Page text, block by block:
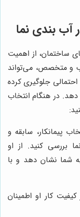
آب بندی نما
ساختمان، از اهمیت
و متخصص، می‌تواند
جلوگیری کرده
در هنگام انتخاب
پیمانکار، سابقه و
بررسی کنید. از او
شما نشان دهد و با
کار او اطمینان